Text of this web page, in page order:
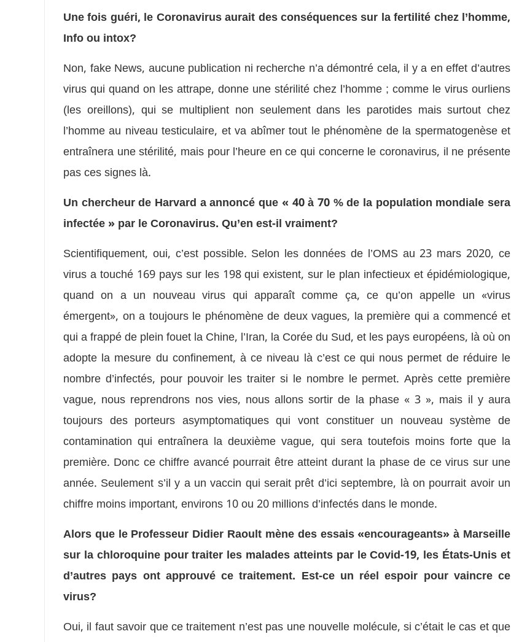
Une fois guéri, le Coronavirus aurait des conséquences sur la fertilité chez l’homme,
Info ou intox?
Non, fake News, aucune publication ni recherche n’a démontré cela, il y a en effet d’autres
virus qui quand on les attrape, donne une stérilité chez l’homme ; comme le virus ourliens
(les oreillons), qui se multiplient non seulement dans les parotides mais surtout chez
l’homme au niveau testiculaire, et va abîmer tout le phénomène de la spermatogenèse et
entraînera une stérilité, mais pour l’heure en ce qui concerne le coronavirus, il ne présente
pas ces signes là.
Un chercheur de Harvard a annoncé que « 40 à 70 % de la population mondiale sera
infectée » par le Coronavirus. Qu’en est-il vraiment?
Scientifiquement, oui, c’est possible. Selon les données de l’OMS au 23 mars 2020, ce
virus a touché 169 pays sur les 198 qui existent, sur le plan infectieux et épidémiologique,
quand on a un nouveau virus qui apparaît comme ça, ce qu’on appelle un «virus
émergent», on a toujours le phénomène de deux vagues, la première qui a commencé et
qui a frappé de plein fouet la Chine, l’Iran, la Corée du Sud, et les pays européens, là où on
adopte la mesure du confinement, à ce niveau là c’est ce qui nous permet de réduire le
nombre d’infectés, pour pouvoir les traiter si le nombre le permet. Après cette première
vague, nous reprendrons nos vies, nous allons sortir de la phase « 3 », mais il y aura
toujours des porteurs asymptomatiques qui vont constituer un nouveau système de
contamination qui entraînera la deuxième vague, qui sera toutefois moins forte que la
première. Donc ce chiffre avancé pourrait être atteint durant la phase de ce virus sur une
année. Seulement s’il y a un vaccin qui serait prêt d’ici septembre, là on pourrait avoir un
chiffre moins important, environs 10 ou 20 millions d’infectés dans le monde.
Alors que le Professeur Didier Raoult mène des essais «encourageants» à Marseille
sur la chloroquine pour traiter les malades atteints par le Covid-19, les États-Unis et
d’autres pays ont approuvé ce traitement. Est-ce un réel espoir pour vaincre ce
virus?
Oui, il faut savoir que ce traitement n’est pas une nouvelle molécule, si c’était le cas et que